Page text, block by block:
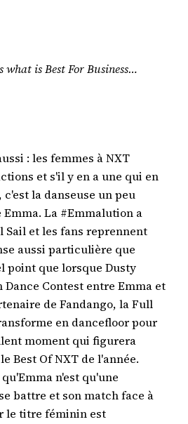
is Best For Business…
: les femmes à NXT
et s'il y en a une qui en
la danseuse un peu
La #Emmalution a
Sail et les fans reprennent
aussi particulière que
point que lorsque Dusty
Dance Contest entre Emma et
de Fandango, la Full
en dancefloor pour
moment qui figurera
Best Of NXT de l'année.
n'est qu'une
battre et son match face à
le titre féminin est